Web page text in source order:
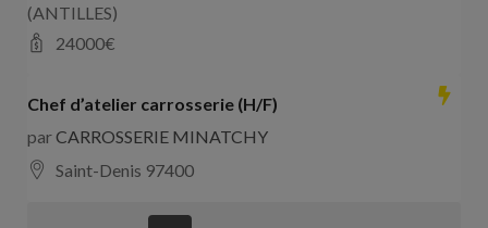
(ANTILLES)
24000€
Chef d’atelier carrosserie (H/F)
parCARROSSERIE MINATCHY
Saint-Denis 97400